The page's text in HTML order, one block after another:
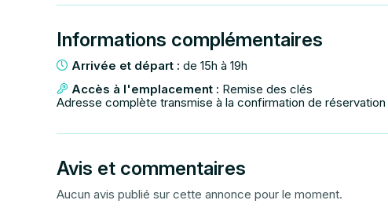
Informations complémentaires
Arrivée et départ : de 15h à 19h
Accès à l'emplacement : Remise des clés
Adresse complète transmise à la confirmation de réservation
Avis et commentaires
Aucun avis publié sur cette annonce pour le moment.